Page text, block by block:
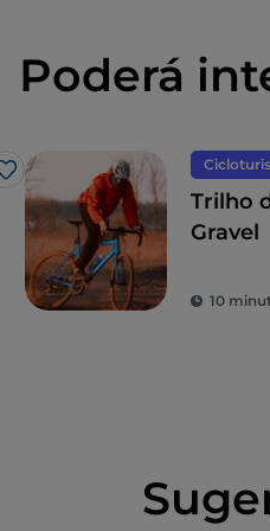
Poderá
Gosto
Trilho
Gravel
10